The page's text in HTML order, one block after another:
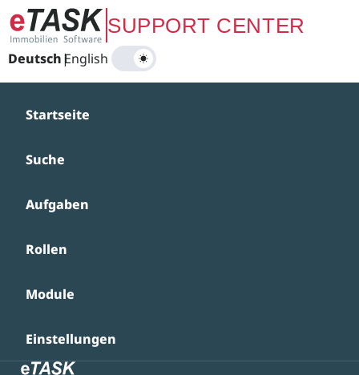
Zum Hauptinhalt springenSUPPORT CENTER
Deutsch|
English
Startseite
Suche
Aufgaben
Rollen
Module
Einstellungen